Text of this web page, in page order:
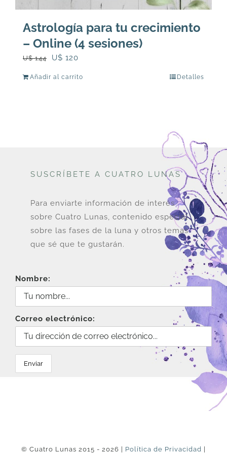
Astrología para tu crecimiento
– Online (4 sesiones)
U$144
El
U$ 120
Añadir al carrito Detalles
SUSCRÍBETE A CUATRO LUNAS
Para enviarte información de interés
sobre Cuatro Lunas, contenido especial
sobre las fases de la luna y otros temas
que sé que te gustarán.
Nombre:
Correo electrónico:
© Cuatro Lunas 2015 - 2026 | Política de Privacidad